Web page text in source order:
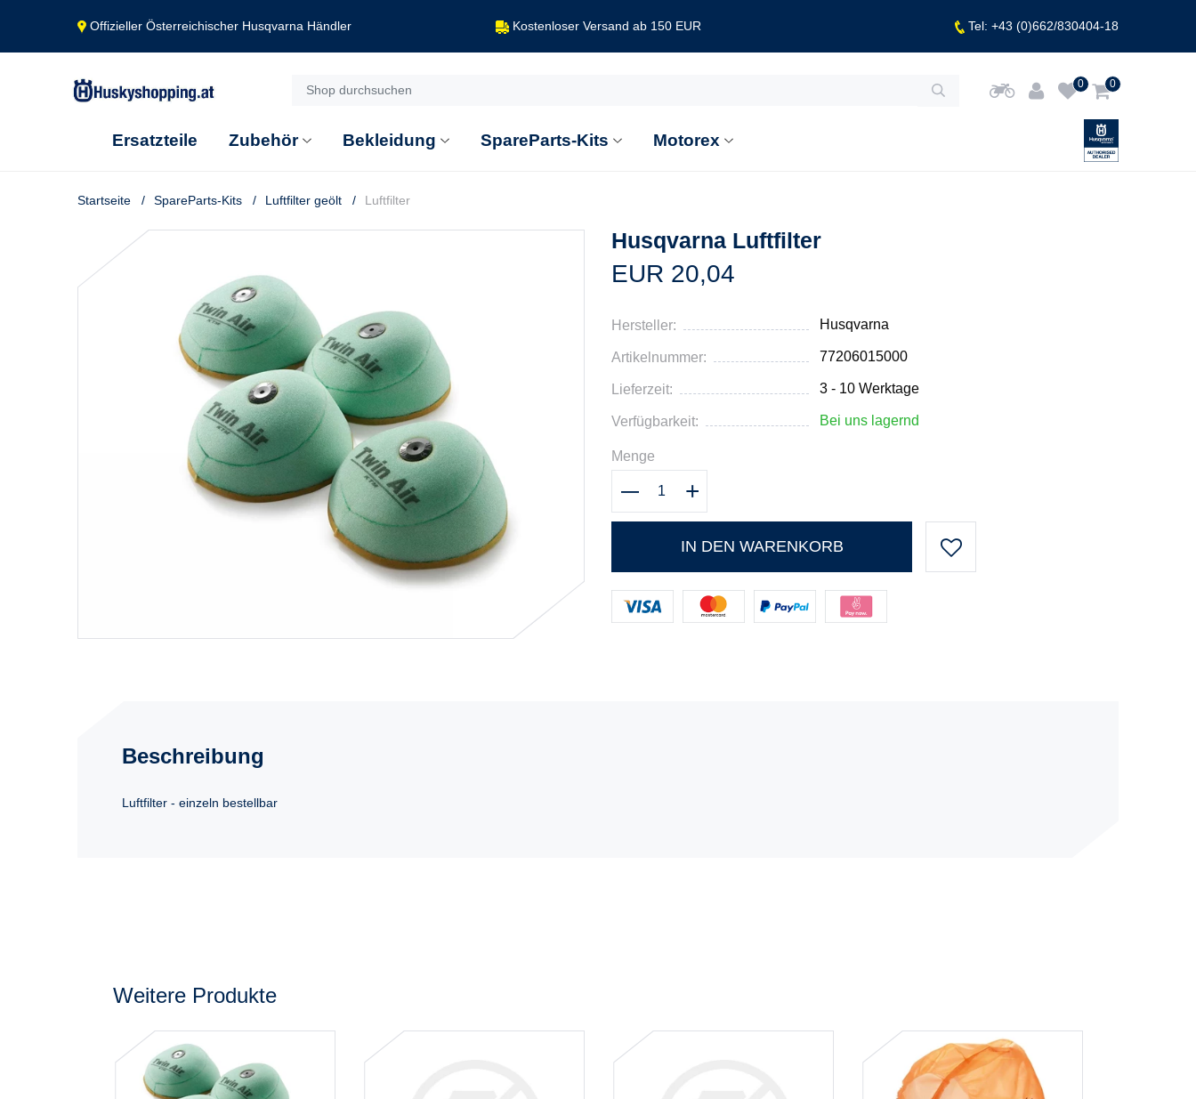
Offizieller Österreichischer Husqvarna Händler Kostenloser Versand ab 150 EUR Tel: +43 (0)662/830404-18
0 0
Ersatzteile Zubehör Bekleidung SpareParts-Kits Motorex
Startseite SpareParts-Kits Luftfilter geölt Luftfilter
Husqvarna Luftfilter
EUR 20,04
Hersteller: Husqvarna
Artikelnummer: 77206015000
Lieferzeit: 3 - 10 Werktage
Verfügbarkeit: Bei uns lagernd
Menge
IN DEN WARENKORB
Beschreibung
Luftfilter - einzeln bestellbar
Weitere Produkte